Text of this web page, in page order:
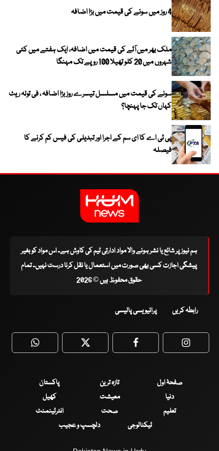
4 روز میں سونے کی قیمت میں بڑا اضافہ
ملک بھر میں آٹے کی قیمت میں اضافہ، ایک ہفتے میں کئی
شہروں میں 20 کلو تھیلا 100 روپے تک مہنگا
سونے کی قیمت میں مسلسل تیسرے روز بڑا اضافہ ، فی تولہ ریٹ
کہاں تک جا پہنچا؟
پی ٹی اے کا ای سم کے اجرا اور تبدیلی کی فیس کم کرنے کا
فیصلہ
ہم نیوز پر شائع یا نشر ہونے والا مواد ادارتی ٹیم کی کاوش ہے۔ اس مواد کو بغیر
پیشگی اجازت کسی بھی صورت میں استعمال یا نقل کرنا درست نہیں۔ تمام
حقوق محفوظ ہیں © 2026
رابطہ کریں پرائیویسی پالیسی
WhatsApp Twitter Facebook
صفحۂ اول تازہ ترین
پاکستان
دنیا
معیشت
کھیل
تعلیم
صحت
انٹرٹینمنٹ
ٹیکنالوجی
دلچسپ و عجیب